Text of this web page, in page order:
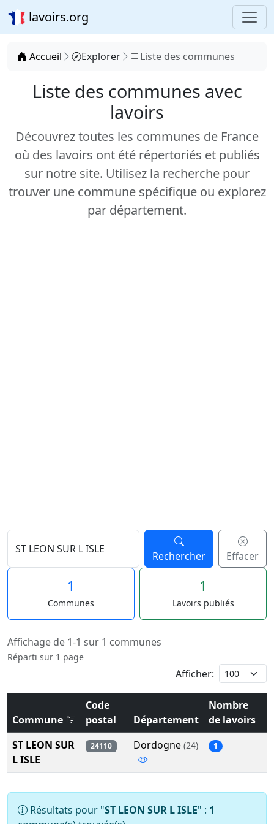
lavoirs.org
Accueil Explorer Liste des communes
Liste des communes avec
lavoirs
Découvrez toutes les communes de France
où des lavoirs ont été répertoriés et publiés
sur notre site. Utilisez la recherche pour
trouver une commune spécifique ou explorez
par département.
Rechercher Effacer
1
Communes
1
Lavoirs publiés
Affichage de 1-1 sur 1 communes
Réparti sur 1 page
Afficher:
Commune
Code
postal
Département
Nombre
de lavoirs
ST LEON SUR
L ISLE
24110 Dordogne (24) 1
Résultats pour "ST LEON SUR L ISLE" : 1